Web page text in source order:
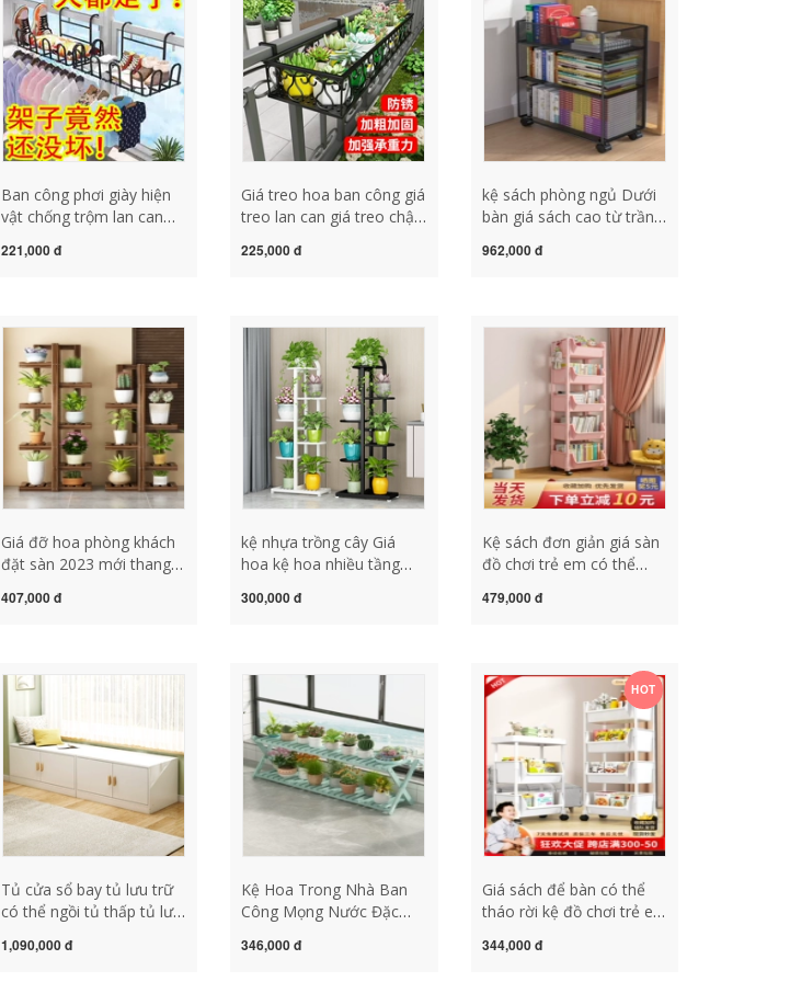
Ban công phơi giày hiện
vật chống trộm lan can
trời phơi dép giá bên
đá ke go trong cay
221,000 đ
Giá treo hoa ban công giá
treo lan can giá treo chậu
chậu bệ cửa sổ kệ hoa
trồng cây ban công
225,000 đ
kệ sách phòng ngủ Dưới
bàn giá sách cao từ trần
bàn bên lưu trữ sách văn
nghiệp giá sách
962,000 đ
Giá đỡ hoa phòng khách
đặt sàn 2023 mới thang
bày giá đỡ chậu hoa lớp
công kệ sách 1m2
407,000 đ
kệ nhựa trồng cây Giá
hoa kệ hoa nhiều tầng
đến sàn sắt rèn chậu
công nhà kệ trồng hoa
hồng kệ chữ a trồng cây
300,000 đ
Kệ sách đơn giản giá sàn
đồ chơi trẻ em có thể
trữ xe đẩy nhiều tầng có
bàn làm việc
479,000 đ
Tủ cửa sổ bay tủ lưu trữ
có thể ngồi tủ thấp tủ lưu
trữ tủ lưu trữ cửa sổ
1,090,000 đ
Kệ Hoa Trong Nhà Ban
Công Mọng Nước Đặc
Cửa Sổ Bậc Thang Kệ
346,000 đ
HOT
Giá sách để bàn có thể
tháo rời kệ đồ chơi trẻ em
đẩy sàn tủ sách đơn giản
344,000 đ